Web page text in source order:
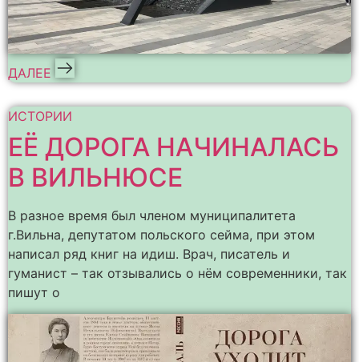
ДАЛЕЕ
ИСТОРИИ
ЕЁ ДОРОГА НАЧИНАЛАСЬ
В ВИЛЬНЮСЕ
В разное время был членом муниципалитета
г.Вильна, депутатом польского сейма, при этом
написал ряд книг на идиш. Врач, писатель и
гуманист – так отзывались о нём современники, так
пишут о